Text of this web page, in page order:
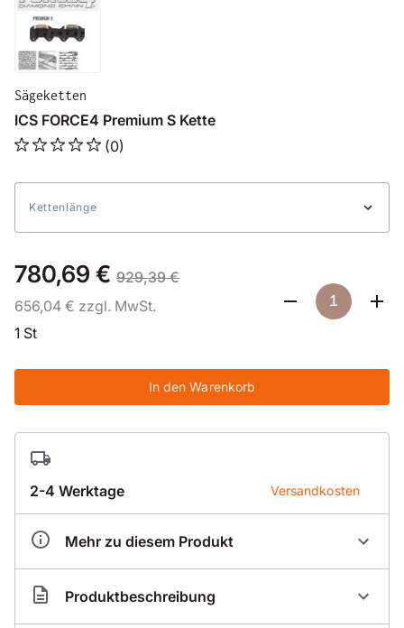
Sägeketten
ICS FORCE4 Premium S Kette
(0)
Kettenlänge
780,69 € 929,39 €
656,04 € zzgl. MwSt.
1 St
In den Warenkorb
2-4 Werktage Versandkosten
Mehr zu diesem Produkt
Artikelnummer IC000017
Produktbeschreibung